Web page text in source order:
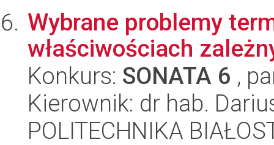
Wybrane problemy
właściwościach
Konkurs: SONATA 6 ,
Kierownik: dr hab.
POLITECHNIKA